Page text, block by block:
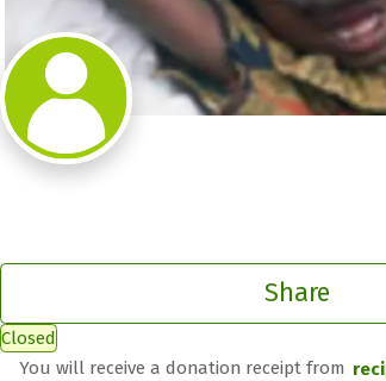
Share
Closed
You will receive a donation receipt from